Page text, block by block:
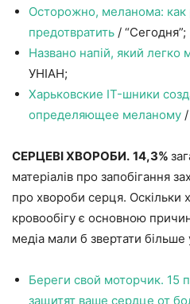
Осторожно, меланома: как
предотвратить / “Сегодня”;
Названо напій, який
УНІАН;
Харьковские IT-шники
определяющее меланому
СЕРЦЕВІ ХВОРОБИ. 14,3%
матеріалів про запобігання
про хвороби серця. Оскільки
кровообігу є основною
медіа мали б звертати
Береги свой моторчик. 15
защитят ваше сердце от